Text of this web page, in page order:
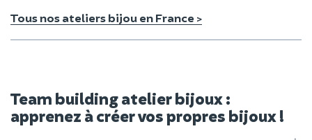
Tous nos ateliers bijou en France >
Team building atelier bijoux :
apprenez à créer vos propres bijoux !